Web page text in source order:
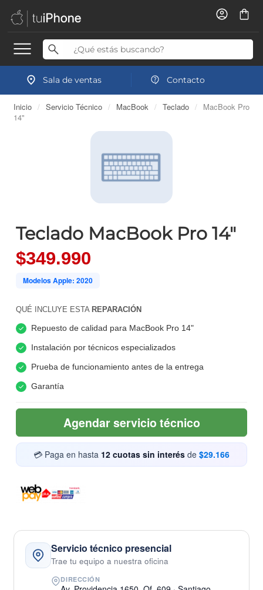
Sala de ventas Contacto
Inicio / Servicio Técnico / MacBook / Teclado / MacBook Pro
14"
Teclado MacBook Pro 14"
$349.990
Modelos Apple: 2020
QUÉ INCLUYE ESTA REPARACIÓN
Repuesto de calidad para MacBook Pro 14"
Instalación por técnicos especializados
Prueba de funcionamiento antes de la entrega
Garantía
Agendar servicio técnico
💳 Paga en hasta 12 cuotas sin interés de $29.166
Servicio técnico presencial
Trae tu equipo a nuestra oficina
DIRECCIÓN